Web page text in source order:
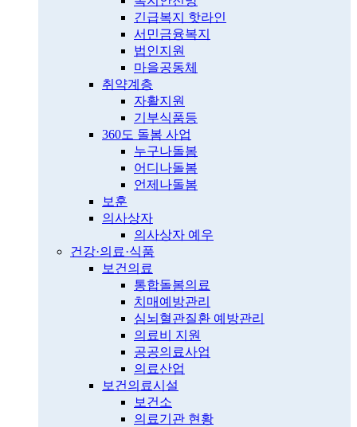
긴급복지 핫라인
서민금융복지
법인지원
마을공동체
취약계층
자활지원
기부식품등
360도 돌봄 사업
누구나돌봄
어디나돌봄
언제나돌봄
보훈
의사상자
의사상자 예우
건강·의료·식품
보건의료
통합돌봄의료
치매예방관리
심뇌혈관질환 예방관리
의료비 지원
공공의료사업
의료산업
보건의료시설
보건소
의료기관 현황